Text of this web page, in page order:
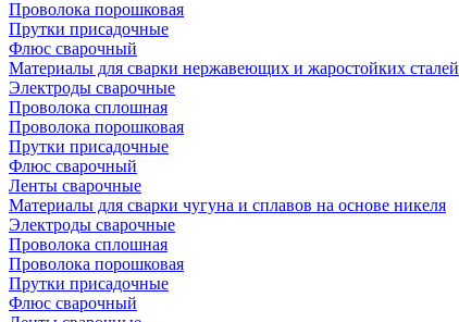
Проволока порошковая
Прутки присадочные
Флюс сварочный
Материалы для сварки нержавеющих и жаростойких сталей
Электроды сварочные
Проволока сплошная
Проволока порошковая
Прутки присадочные
Флюс сварочный
Ленты сварочные
Материалы для сварки чугуна и сплавов на основе никеля
Электроды сварочные
Проволока сплошная
Проволока порошковая
Прутки присадочные
Флюс сварочный